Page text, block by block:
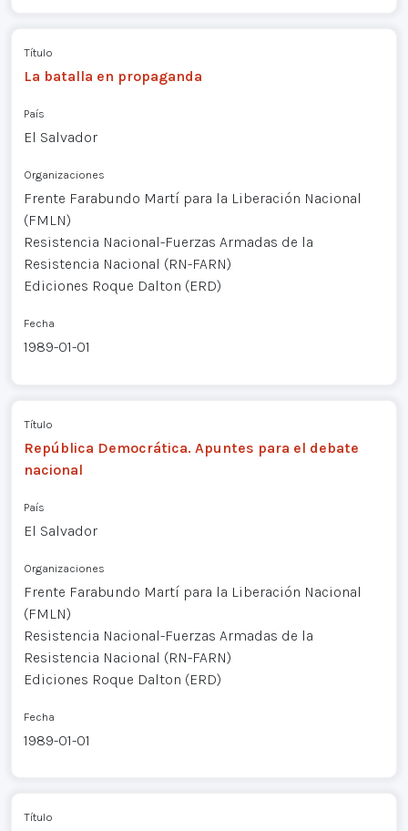
Título
La batalla en propaganda
País
El Salvador
Organizaciones
Frente Farabundo Martí para la Liberación Nacional
(FMLN)
Resistencia Nacional-Fuerzas Armadas de la
Resistencia Nacional (RN-FARN)
Ediciones Roque Dalton (ERD)
Fecha
1989-01-01
Título
República Democrática. Apuntes para el debate
nacional
País
El Salvador
Organizaciones
Frente Farabundo Martí para la Liberación Nacional
(FMLN)
Resistencia Nacional-Fuerzas Armadas de la
Resistencia Nacional (RN-FARN)
Ediciones Roque Dalton (ERD)
Fecha
1989-01-01
Título